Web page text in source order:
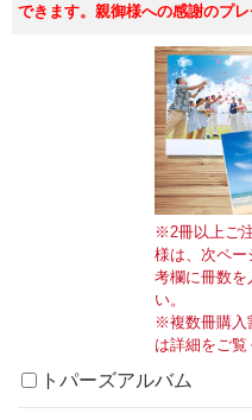
できます。親御様への感謝のプレ
※2冊以上ご
様は、次ペー
考欄に冊数を
い。
※複数冊購入
は詳細をご覧
トパーズアルバム